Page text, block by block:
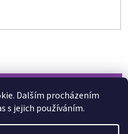
Dalším procházením
s jejich používáním.
Shoptet